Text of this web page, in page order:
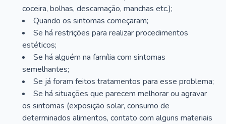
coceira, bolhas, descamação, manchas etc.);
Quando os sintomas começaram;
Se há restrições para realizar procedimentos
estéticos;
Se há alguém na família com sintomas
semelhantes;
Se já foram feitos tratamentos para esse problema;
Se há situações que parecem melhorar ou agravar
os sintomas (exposição solar, consumo de
determinados alimentos, contato com alguns materiais